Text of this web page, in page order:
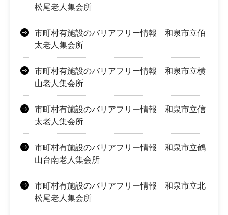
松尾老人集会所
市町村有施設のバリアフリー情報 和泉市立伯
太老人集会所
市町村有施設のバリアフリー情報 和泉市立横
山老人集会所
市町村有施設のバリアフリー情報 和泉市立信
太老人集会所
市町村有施設のバリアフリー情報 和泉市立鶴
山台南老人集会所
市町村有施設のバリアフリー情報 和泉市立北
松尾老人集会所